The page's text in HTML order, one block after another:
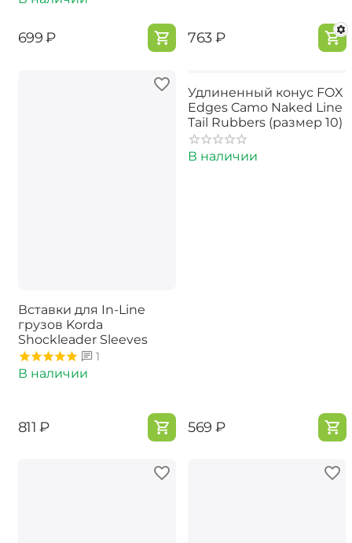
‍699‍ ₽ ‍763‍₽
Вставки для In-Line
грузов Korda
Shockleader Sleeves
1
В наличии
‍811‍ ₽
Удлиненный конус FOX
Edges Camo Naked Line
Tail Rubbers (размер 10)
В наличии
‍569‍ ₽